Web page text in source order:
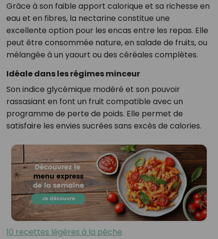
Grâce à son faible apport calorique et sa richesse en
eau et en fibres, la nectarine constitue une
excellente option pour les encas entre les repas. Elle
peut être consommée nature, en salade de fruits, ou
mélangée à un yaourt ou des céréales complètes.
Idéale dans les régimes minceur
Son indice glycémique modéré et son pouvoir
rassasiant en font un fruit compatible avec un
programme de perte de poids. Elle permet de
satisfaire les envies sucrées sans excès de calories.
10 recettes légères à la pêche